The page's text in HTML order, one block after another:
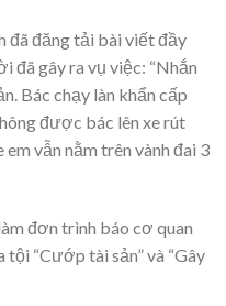
đã đăng tải bài viết đầy
đã gây ra vụ việc: “Nhắn
Bác chạy làn khẩn cấp
được bác lên xe rút
vẫn nằm trên vành đai 3
đơn trình báo cơ quan
tội “Cướp tài sản” và “Gây